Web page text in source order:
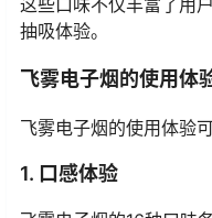
抽吸体验。
飞雾电子烟的使用体
飞雾电子烟的使用体验
1. 口感体验